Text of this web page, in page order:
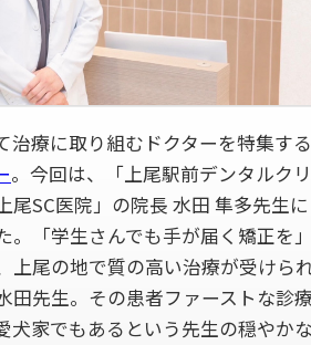
治療に取り組むドクターを特集する
。今回は、「上尾駅前デンタルクリ
尾SC医院」の院長 水田 隼多先生に
。「学生さんでも手が届く矯正を
上尾の地で質の高い治療が受けら
田先生。その患者ファーストな診
犬家でもあるという先生の穏やか